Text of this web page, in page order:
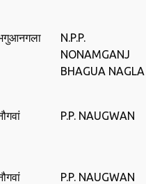
N.P.P.
NONAMGANJ
BHAGUA NAGLA
P.P. NAUGWAN
P.P. NAUGWAN